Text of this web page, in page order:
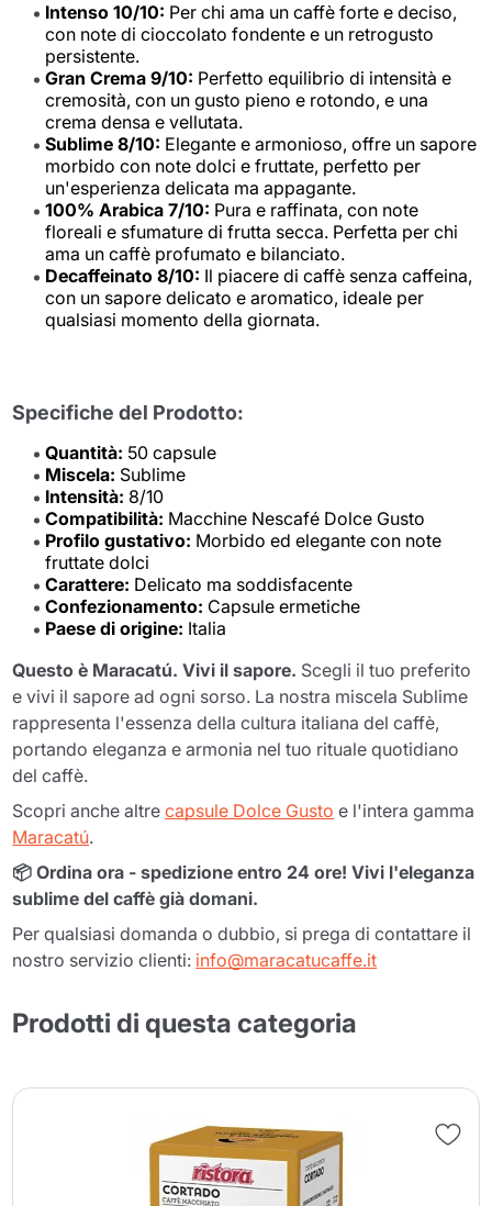
Intenso 10/10: Per chi ama un caffè forte e deciso,
con note di cioccolato fondente e un retrogusto
persistente.
Gran Crema 9/10: Perfetto equilibrio di intensità e
cremosità, con un gusto pieno e rotondo, e una
crema densa e vellutata.
Sublime 8/10: Elegante e armonioso, offre un sapore
morbido con note dolci e fruttate, perfetto per
un'esperienza delicata ma appagante.
100% Arabica 7/10: Pura e raffinata, con note
floreali e sfumature di frutta secca. Perfetta per chi
ama un caffè profumato e bilanciato.
Decaffeinato 8/10: Il piacere di caffè senza caffeina,
con un sapore delicato e aromatico, ideale per
qualsiasi momento della giornata.
Specifiche del Prodotto:
Quantità: 50 capsule
Miscela: Sublime
Intensità: 8/10
Compatibilità: Macchine Nescafé Dolce Gusto
Profilo gustativo: Morbido ed elegante con note
fruttate dolci
Carattere: Delicato ma soddisfacente
Confezionamento: Capsule ermetiche
Paese di origine: Italia
Questo è Maracatú. Vivi il sapore. Scegli il tuo preferito
e vivi il sapore ad ogni sorso. La nostra miscela Sublime
rappresenta l'essenza della cultura italiana del caffè,
portando eleganza e armonia nel tuo rituale quotidiano
del caffè.
Scopri anche altrecapsule Dolce Gusto e l'intera gamma
Maracatú.
📦 Ordina ora - spedizione entro 24 ore! Vivi l'eleganza
sublime del caffè già domani.
Per qualsiasi domanda o dubbio, si prega di contattare il
nostro servizio clienti: info@maracatucaffe.it
Prodotti di questa categoria